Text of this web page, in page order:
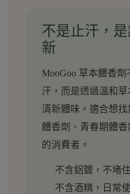
不是止汗，
新
MooGoo 草本體香
汗，而是透過溫和
清新體味。適合想
體香劑、青春期體
的消費者。
不含鋁鹽，不堵
不含酒精，日常